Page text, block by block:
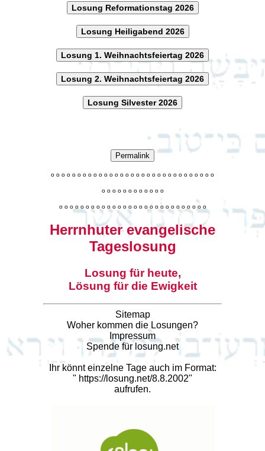
Losung Reformationstag 2026
Losung Heiligabend 2026
Losung 1. Weihnachtsfeiertag 2026
Losung 2. Weihnachtsfeiertag 2026
Losung Silvester 2026
Permalink
o o o o o o o o o o o o o o o o o o o o o o o o o o o o o o o
o o o o o o o o o o o o
o o o o o o o o o o o o o o o o o o o o o o o o o o o o
Herrnhuter evangelische
Tageslosung
Losung für heute,
Lösung für die Ewigkeit
Sitemap
Woher kommen die Losungen?
Impressum
Spende für losung.net
Ihr könnt einzelne Tage auch im Format:
" https://losung.net/8.8.2002"
aufrufen.